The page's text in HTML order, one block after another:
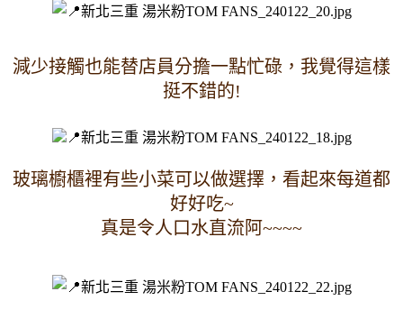
減少接觸也能替店員分擔一點忙碌，我覺得這樣
挺不錯的!
玻璃櫥櫃裡有些小菜可以做選擇，看起來每道都
好好吃~
真是令人口水直流阿~~~~